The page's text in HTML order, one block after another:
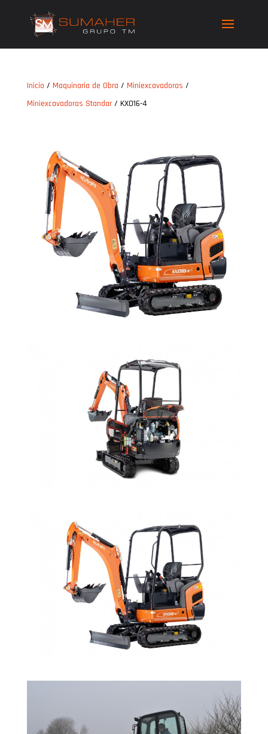
Inicio / Maquinaria de Obra / Miniexcavadoras /
Miniexcavadoras Standar/ KX016-4